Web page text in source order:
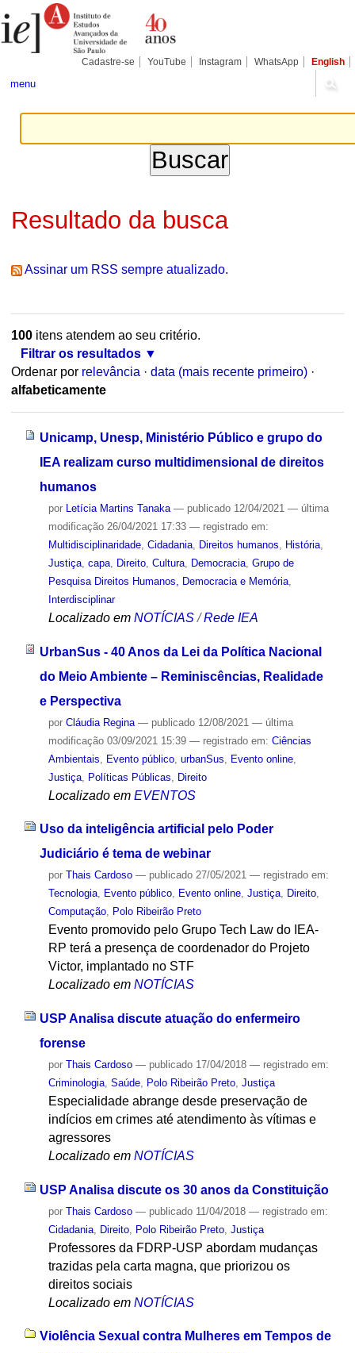
para
conteúdo.
Pessoais
Cadastre-se YouTube Instagram WhatsApp English
menu
Resultado da busca
Assinar um RSS sempre atualizado.
100itens atendem ao seu critério.
Filtrar os resultados
Ordenar por relevância · data (mais recente primeiro) ·
alfabeticamente
Unicamp, Unesp, Ministério Público e grupo do
IEA realizam curso multidimensional de direitos
humanos
por Letícia Martins Tanaka — publicado12/04/2021 — última
modificação26/04/2021 17:33 — registrado em:
Multidisciplinaridade, Cidadania, Direitos humanos História,
Justiça, capa, Direito, Cultura, Democracia, Grupo de
Pesquisa Direitos Humanos, Democracia e Memória,
Interdisciplinar
Localizado em NOTÍCIAS /Rede IEA
UrbanSus - 40 Anos da Lei da Política Nacional
do Meio Ambiente – Reminiscências, Realidade
e Perspectiva
por Cláudia Regina — publicado12/08/2021 — última
modificação03/09/2021 15:39 — registrado em: Ciências
Ambientais
Evento público, urbanSus Evento online,
Justiça, Políticas Públicas Direito
Localizado em EVENTOS
Uso da inteligência artificial pelo Poder
Judiciário é tema de webinar
por Thais Cardoso — publicado27/05/2021 — registrado em:
Tecnologia, Evento público, Evento online, Justiça, Direito,
Computação, Polo Ribeirão Preto
Evento promovido pelo Grupo Tech Law do IEA-
RP terá a presença de coordenador do Projeto
Victor, implantado no STF
Localizado em NOTÍCIAS
USP Analisa discute atuação do enfermeiro
forense
por Thais Cardoso — publicado17/04/2018 — registrado em:
Criminologia, Saúde, Polo Ribeirão Preto, Justiça
Especialidade abrange desde preservação de
indícios em crimes até atendimento às vítimas e
agressores
Localizado em NOTÍCIAS
USP Analisa discute os 30 anos da Constituição
por Thais Cardoso — publicado11/04/2018 — registrado em:
Cidadania, Direito, Polo Ribeirão Preto, Justiça
Professores da FDRP-USP abordam mudanças
trazidas pela carta magna, que priorizou os
direitos sociais
Localizado em NOTÍCIAS
Violência Sexual contra Mulheres em Tempos de